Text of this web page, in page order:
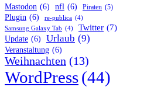
Mastodon (6) nfl (6) Piraten (5)
Plugin (6) re-publica (4)
Samsung Galaxy Tab (4) Twitter (7)
Update (6) Urlaub (9)
Veranstaltung (6)
Weihnachten (13)
WordPress(44)